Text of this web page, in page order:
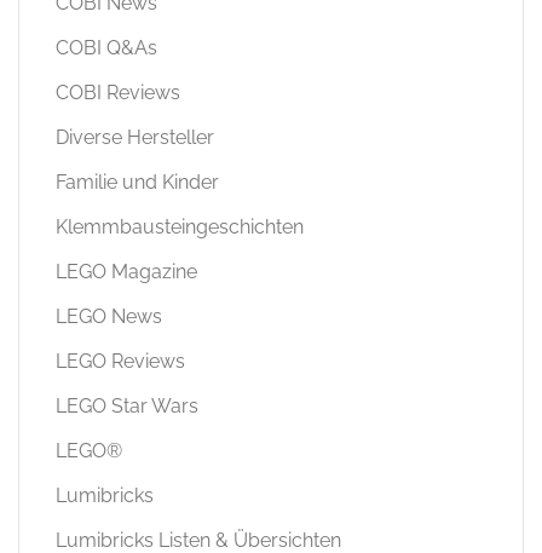
COBI Q&As
COBI Reviews
Diverse Hersteller
Familie und Kinder
Klemmbausteingeschichten
LEGO Magazine
LEGO News
LEGO Reviews
LEGO Star Wars
LEGO®
Lumibricks
Lumibricks Listen & Übersichten